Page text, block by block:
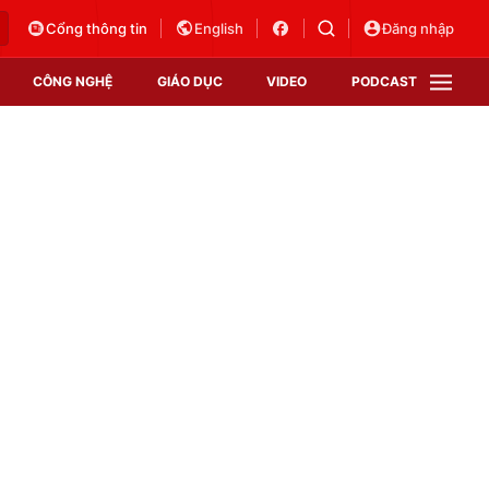
Cổng thông tin English Đăng nhập
CÔNG NGHỆ GIÁO DỤC VIDEO PODCAST